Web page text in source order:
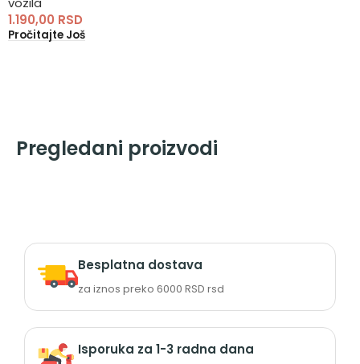
1.190,00 RSD
Pročitajte Još
Pregledani proizvodi
Besplatna dostava
za iznos preko 6000 RSD rsd
Isporuka za 1-3 radna dana